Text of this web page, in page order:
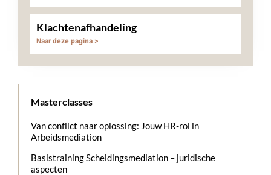
Klachtenafhandeling
Naar deze pagina >
Masterclasses
Van conflict naar oplossing: Jouw HR-rol in
Arbeidsmediation
Basistraining Scheidingsmediation – juridische
aspecten